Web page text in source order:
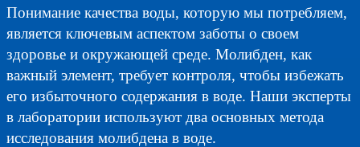
Понимание качества воды, которую мы потребляем,
является ключевым аспектом заботы о своем
здоровье и окружающей среде. Молибден, как
важный элемент, требует контроля, чтобы избежать
его избыточного содержания в воде. Наши эксперты
в лаборатории используют два основных метода
исследования молибдена в воде.